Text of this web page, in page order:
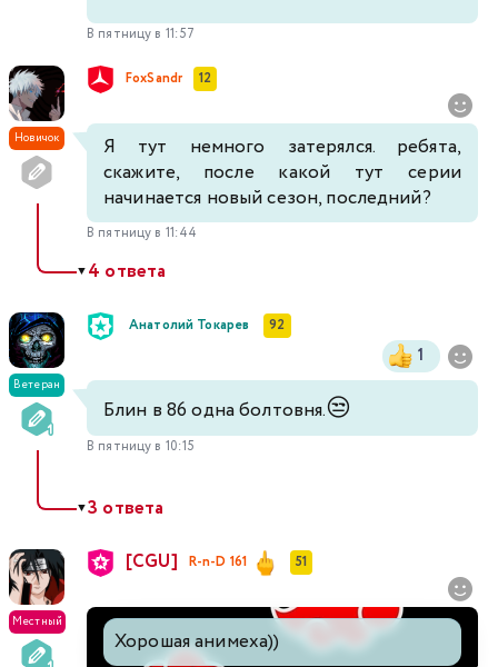
В пятницу в 11:57
Новичок
FoxSandr 12
Я тут немного затерялся. ребята,
скажите, после какой тут серии
начинается новый сезон, последний?
В пятницу в 11:44
▼4 ответа
Ветеран
Анатолий Токарев 92
1
Блин в 86 одна болтовня.😒
В пятницу в 10:15
▼3 ответа
Местный
[CGU] R-n-D 161 51
Хорошая анимеха))